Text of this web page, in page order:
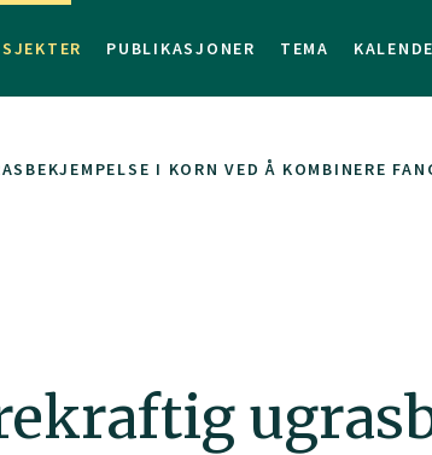
PUBLIKASJONER TEMA
I KORN VED Å KOMBINERE